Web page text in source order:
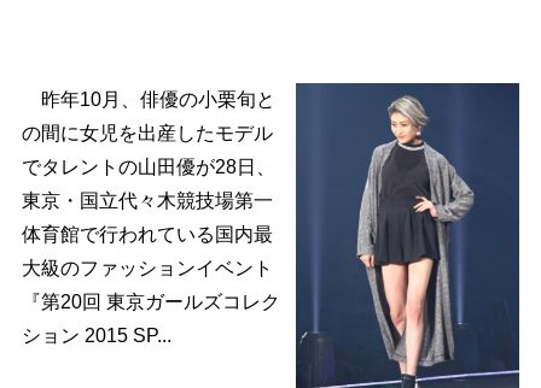
昨年10月、俳優の小栗旬と
の間に女児を出産したモデル
でタレントの山田優が28日、
東京・国立代々木競技場第一
体育館で行われている国内最
大級のファッションイベント
『第20回 東京ガールズコレク
ション 2015 SP...